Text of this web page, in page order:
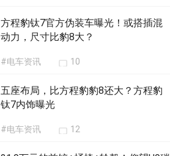
方程豹钛7官方伪装车曝光！或搭插混
动力，尺寸比豹8大？
#电车资讯 10
五座布局，比方程豹豹8还大？方程豹
钛7内饰曝光
#电车资讯 12